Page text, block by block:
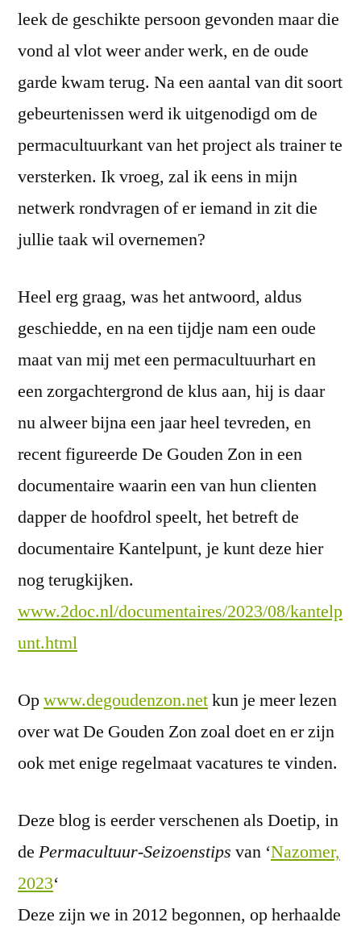
leek de geschikte persoon gevonden maar die
vond al vlot weer ander werk, en de oude
garde kwam terug. Na een aantal van dit soort
gebeurtenissen werd ik uitgenodigd om de
permacultuurkant van het project als trainer te
versterken. Ik vroeg, zal ik eens in mijn
netwerk rondvragen of er iemand in zit die
jullie taak wil overnemen?
Heel erg graag, was het antwoord, aldus
geschiedde, en na een tijdje nam een oude
maat van mij met een permacultuurhart en
een zorgachtergrond de klus aan, hij is daar
nu alweer bijna een jaar heel tevreden, en
recent figureerde De Gouden Zon in een
documentaire waarin een van hun clienten
dapper de hoofdrol speelt, het betreft de
documentaire Kantelpunt, je kunt deze hier
nog terugkijken.
www.2doc.nl/documentaires/2023/08/kantelp
unt.html
Opwww.degoudenzon.netkun je meer lezen
over wat De Gouden Zon zoal doet en er zijn
ook met enige regelmaat vacatures te vinden.
Deze blog is eerder verschenen als Doetip, in
de Permacultuur-Seizoenstips van ‘Nazomer,
2023‘
Deze zijn we in 2012 begonnen, op herhaalde